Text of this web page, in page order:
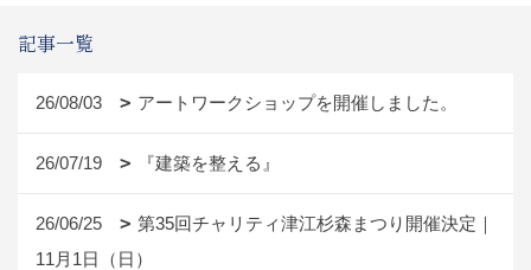
記事一覧
26/08/03 アートワークショップを開催しました。
26/07/19 『建築を整える』
26/06/25
第35回チャリティ津江杉森まつり開催決定｜
11月1日（日）